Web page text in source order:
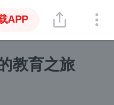
APP
教育之旅